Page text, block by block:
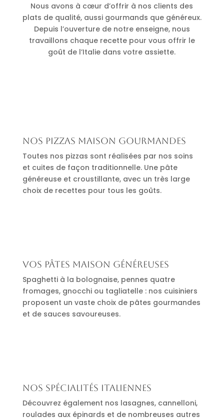
Nous avons à cœur d’offrir à nos clients des
plats de qualité, aussi gourmands que généreux.
Depuis l’ouverture de notre enseigne, nous
travaillons chaque recette pour vous offrir le
goût de l’Italie dans votre assiette.
Nos pizzas maison gourmandes
Toutes nos pizzas sont réalisées par nos soins
et cuites de façon traditionnelle. Une pâte
généreuse et croustillante, avec un très large
choix de recettes pour tous les goûts.
Vos pâtes maison généreuses
Spaghetti à la bolognaise, pennes quatre
fromages, gnocchi ou tagliatelle : nos cuisiniers
proposent un vaste choix de pâtes gourmandes
et de sauces savoureuses.
Nos spécialités italiennes
Découvrez également nos lasagnes, cannelloni,
roulades aux épinards et de nombreuses autres